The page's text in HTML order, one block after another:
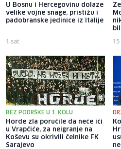
U Bosnu i Hercegovinu dolaze
velike vojne snage, pristižu i
padobranske jedinice iz Italije
1 sat
BEZ PODRŠKE U 1. KOLU
Horde zla poručile da neće ići
u Vrapčiće, za neigranje na
Koševu su okrivili čelnike FK
Sarajevo